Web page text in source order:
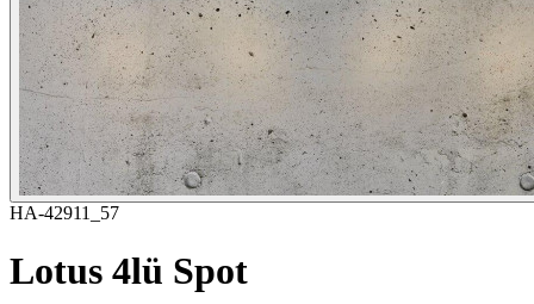
HA-42911_57
Lotus 4lü Spot